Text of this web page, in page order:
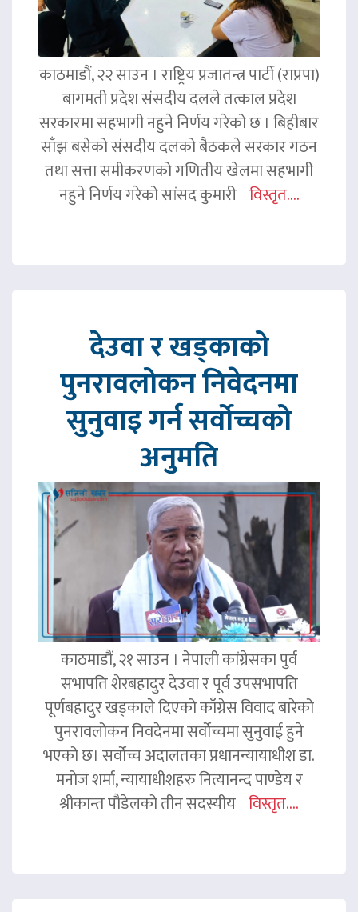
काठमाडौं, २२ साउन । राष्ट्रिय प्रजातन्त्र पार्टी (राप्रपा)
बागमती प्रदेश संसदीय दलले तत्काल प्रदेश
सरकारमा सहभागी नहुने निर्णय गरेको छ । बिहीबार
साँझ बसेको संसदीय दलको बैठकले सरकार गठन
तथा सत्ता समीकरणको गणितीय खेलमा सहभागी
नहुने निर्णय गरेको सांसद कुमारी विस्तृत....
देउवा र खड्काको
पुनरावलोकन निवेदनमा
सुनुवाइ गर्न सर्वोच्चको
अनुमति
काठमाडौं, २१ साउन । नेपाली कांग्रेसका पुर्व
सभापति शेरबहादुर देउवा र पूर्व उपसभापति
पूर्णबहादुर खड्काले दिएको काँग्रेस विवाद बारेको
पुनरावलोकन निवदेनमा सर्वोच्चमा सुनुवाई हुने
भएको छ। सर्वोच्च अदालतका प्रधानन्यायाधीश डा.
मनोज शर्मा, न्यायाधीशहरु नित्यानन्द पाण्डेय र
श्रीकान्त पौडेलको तीन सदस्यीय विस्तृत....